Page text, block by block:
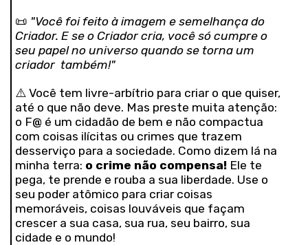
📜 "Você foi feito à imagem e semelhança do
Criador. E se o Criador cria, você só cumpre o
seu papel no universo quando se torna um
criador também!"
⚠️ Você tem livre-arbítrio para criar o que quiser,
até o que não deve. Mas preste muita atenção:
o F@ é um cidadão de bem e não compactua
com coisas ilícitas ou crimes que trazem
desserviço para a sociedade. Como dizem lá na
minha terra: o crime não compensa! Ele te
pega, te prende e rouba a sua liberdade. Use o
seu poder atômico para criar coisas
memoráveis, coisas louváveis que façam
crescer a sua casa, sua rua, seu bairro, sua
cidade e o mundo!